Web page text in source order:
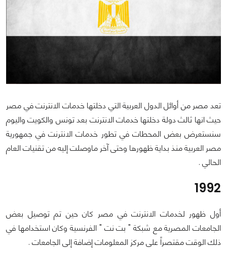
تعد مصر من أوائل الدول العربية التي دخلتها خدمات الانترنت في مصر
حيث انها ثالث دولة دخلتها خدمات الانترنت بعد تونس والكويت واليوم
سنستعرض بعض المحطات في تطور خدمات الانترنت في جمهورية
مصر العربية منذ بداية ظهورها وحتى آخر ماوصلت إليه من تقنيات العام
الحالي .
1992
أول ظهور لخدمات الانترنت في مصر كان حين تم توصيل بعض
الجامعات المصرية مع شبكة " بت نت " الفرنسية وكان استخدامها في
ذلك الوقت مقتصراً على مركز المعلومات إضافة إلى الجامعات .